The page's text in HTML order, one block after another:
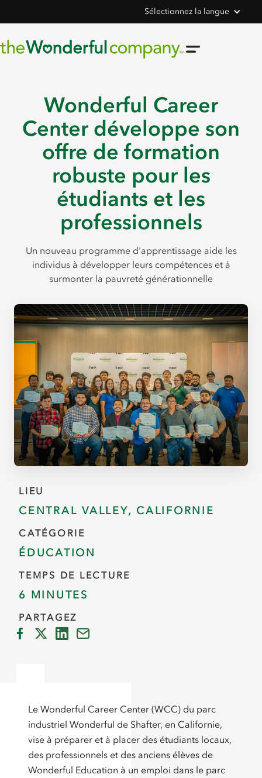
Sélectionnez la langue
Wonderful Career
Center développe son
offre de formation
robuste pour les
étudiants et les
professionnels
Un nouveau programme d'apprentissage aide les
individus à développer leurs compétences et à
surmonter la pauvreté générationnelle
LIEU
CENTRAL VALLEY, CALIFORNIE
CATÉGORIE
ÉDUCATION
TEMPS DE LECTURE
6 MINUTES
PARTAGEZ
Le Wonderful Career Center (WCC) du parc
industriel Wonderful de Shafter, en Californie,
vise à préparer et à placer des étudiants locaux,
des professionnels et des anciens élèves de
Wonderful Education à un emploi dans le parc